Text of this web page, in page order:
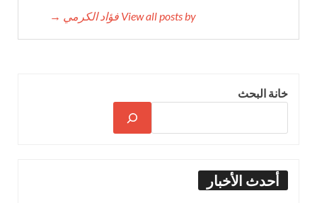
View all posts by فؤاد الكرمي →
خانة البحث
أحدث الأخبار